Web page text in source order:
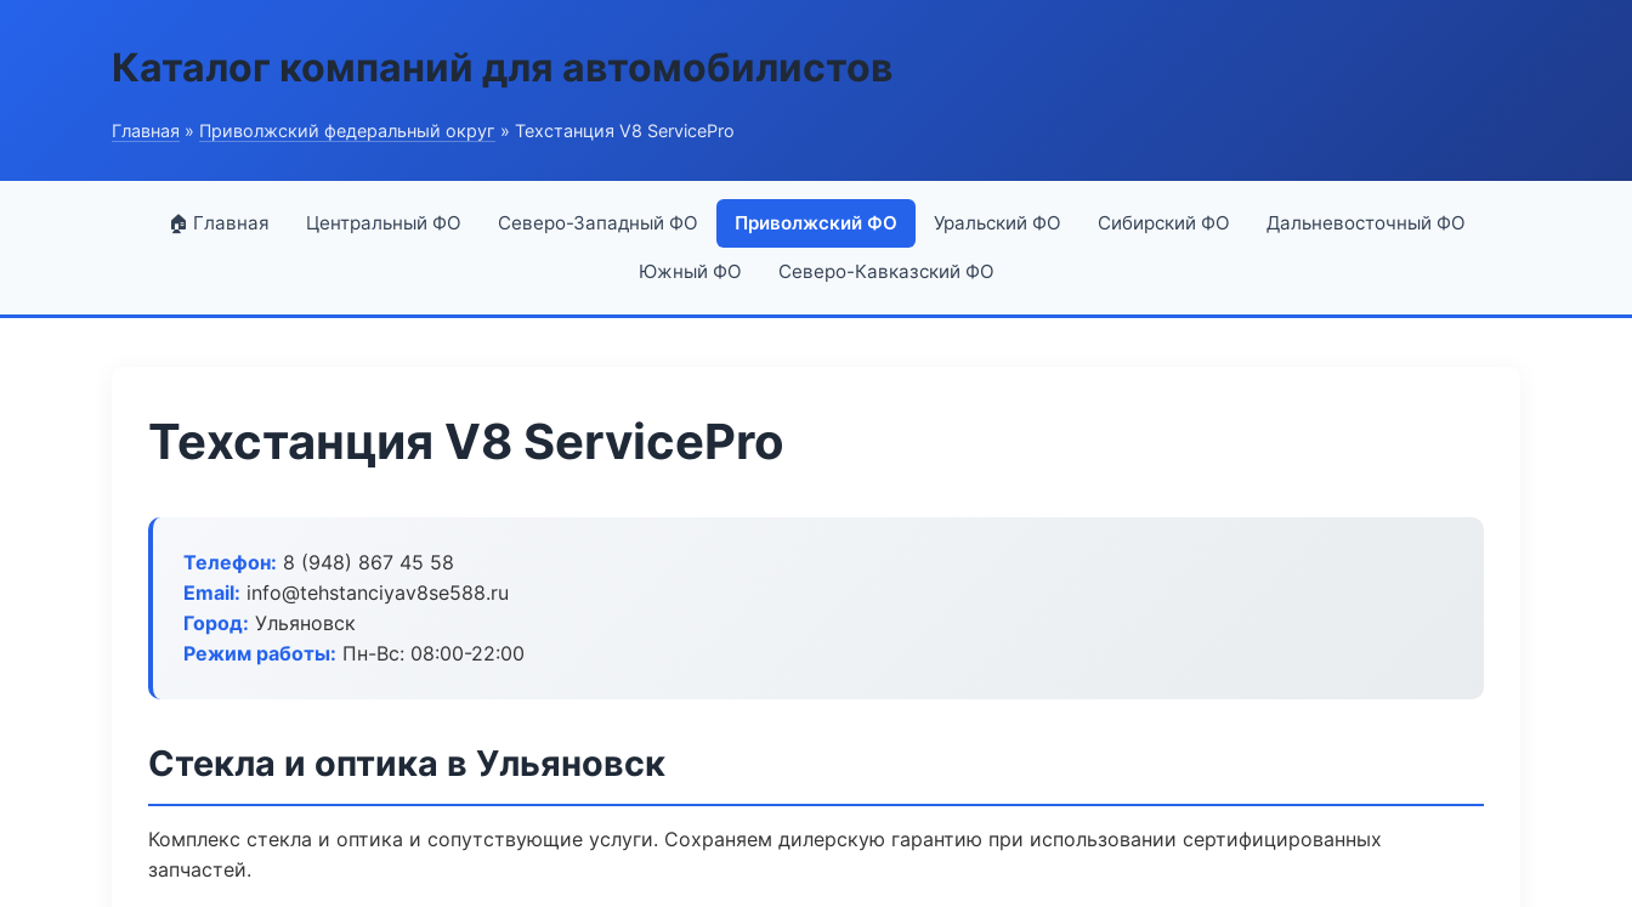
Каталог компаний для автомобилистов
Главная » Приволжский федеральный округ » Техстанция V8 ServicePro
🏠 Главная Центральный ФО Северо-Западный ФО Приволжский ФО Уральский ФО Сибирский ФО Дальневосточный ФО
Южный ФО Северо-Кавказский ФО
Техстанция V8 ServicePro
Телефон: 8 (948) 867 45 58
Email: info@tehstanciyav8se588.ru
Город: Ульяновск
Режим работы: Пн-Вс: 08:00-22:00
Стекла и оптика в Ульяновск
Комплекс стекла и оптика и сопутствующие услуги. Сохраняем дилерскую гарантию при использовании сертифицированных
запчастей.